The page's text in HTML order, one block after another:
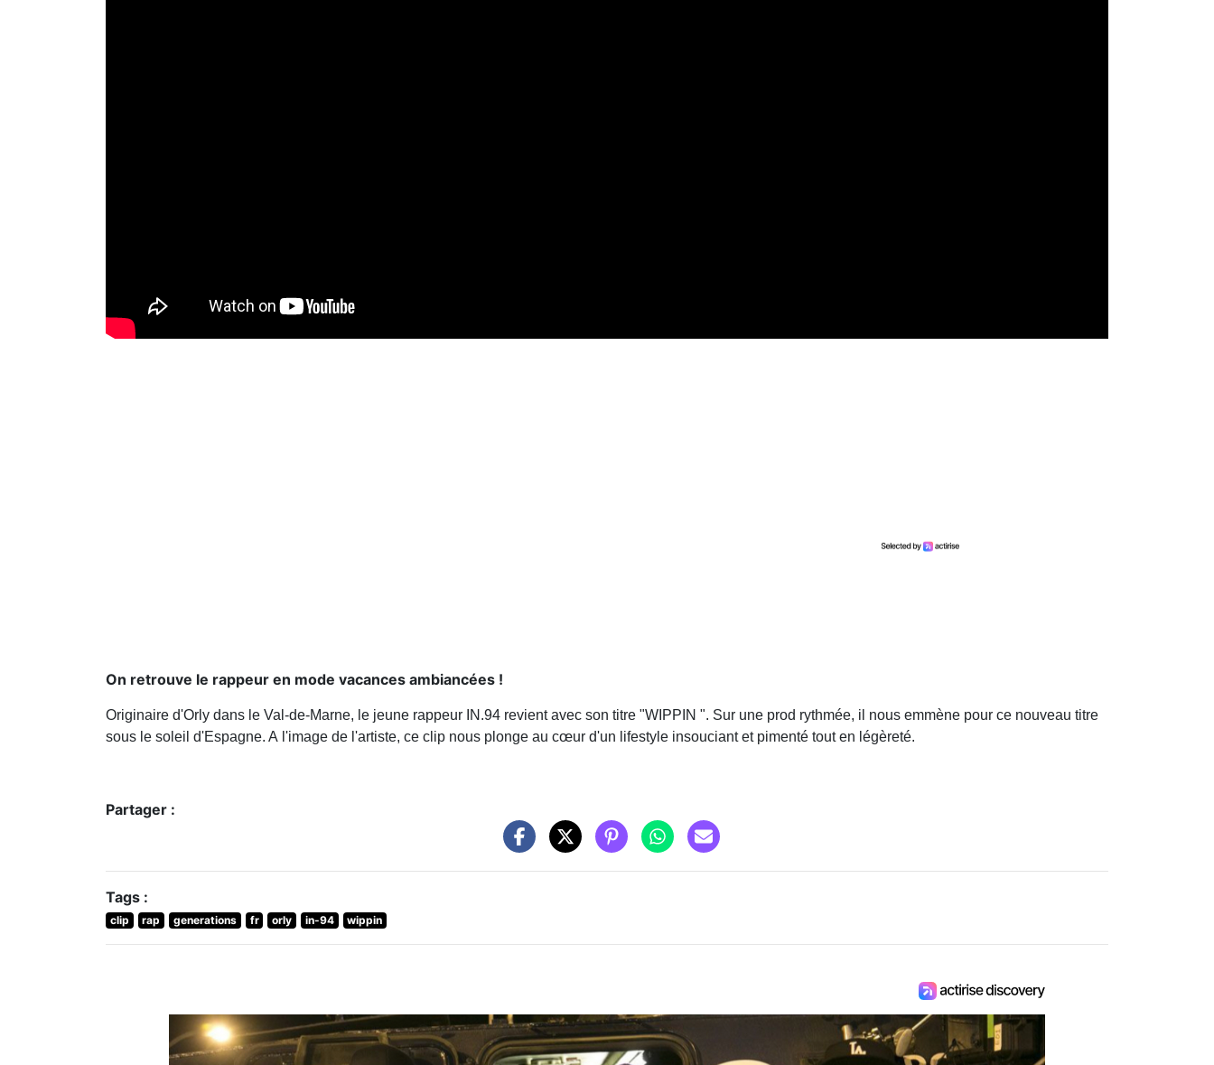
On retrouve le rappeur en mode vacances ambiancées !
Originaire d'Orly dans le Val-de-Marne, le jeune rappeur IN.94 revient avec son titre "WIPPIN ". Sur une prod rythmée, il nous emmène pour ce nouveau titre
sous le soleil d'Espagne. A l'image de l'artiste, ce clip nous plonge au cœur d'un lifestyle insouciant et pimenté tout en légèreté.
Partager :
Tags :
clip rap generations fr orly in-94 wippin